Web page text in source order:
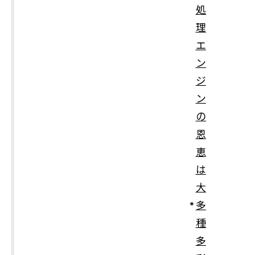
処
理
エ
ン
ジ
ン
の
恩
恵
は
大
多
種
多